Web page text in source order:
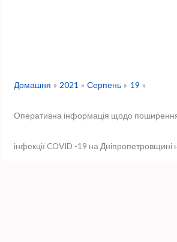
Домашня 2021 Серпень 19
Оперативна інформація щодо поширення
інфекції COVID -19 на Дніпропетровщині